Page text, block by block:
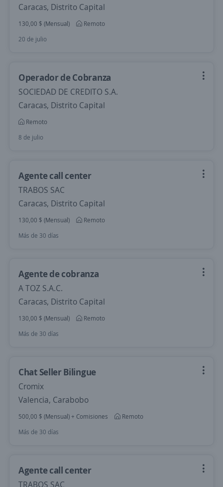
Caracas, Distrito Capital
130,00 $ (Mensual)
Remoto
20 de julio
Operador de Cobranza
SOCIEDAD DE CREDITO S.A.
Caracas, Distrito Capital
Remoto
8 de julio
Agente call center
TRABOS SAC
Caracas, Distrito Capital
130,00 $ (Mensual)
Remoto
Más de 30 días
Agente de cobranza
A TOZ S.A.C.
Caracas, Distrito Capital
130,00 $ (Mensual)
Remoto
Más de 30 días
Chat Seller Bilingue
Cromix
Valencia, Carabobo
500,00 $ (Mensual) + Comisiones
Remoto
Más de 30 días
Agente call center
TRABOS SAC